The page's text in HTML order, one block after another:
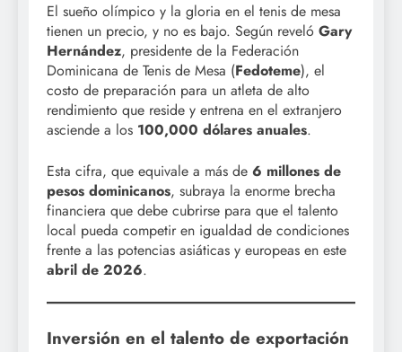
El sueño olímpico y la gloria en el tenis de mesa
tienen un precio, y no es bajo. Según reveló Gary
Hernández, presidente de la Federación
Dominicana de Tenis de Mesa (Fedoteme), el
costo de preparación para un atleta de alto
rendimiento que reside y entrena en el extranjero
asciende a los 100,000 dólares anuales.
Esta cifra, que equivale a más de 6 millones de
pesos dominicanos, subraya la enorme brecha
financiera que debe cubrirse para que el talento
local pueda competir en igualdad de condiciones
frente a las potencias asiáticas y europeas en este
abril de 2026.
Inversión en el talento de exportación